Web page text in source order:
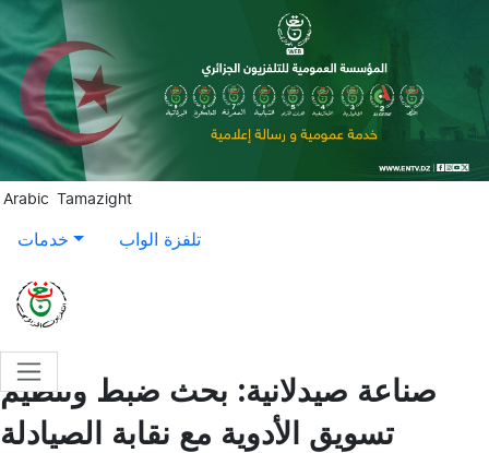
Aller au contenu principal
Arabic Tamazight
خدمات تلفزة الواب
صناعة صيدلانية: بحث ضبط وتنظيم
تسويق الأدوية مع نقابة الصيادلة